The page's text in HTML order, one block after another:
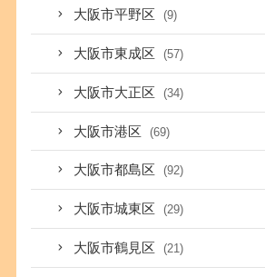
大阪市平野区 (9)
大阪市東成区 (57)
大阪市大正区 (34)
大阪市港区 (69)
大阪市都島区 (92)
大阪市城東区 (29)
大阪市鶴見区 (21)